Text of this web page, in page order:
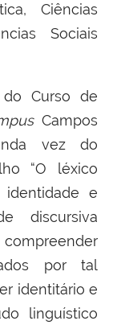
Ciências
Sociais
Curso de
Campos
vez do
“O léxico
e
discursiva
compreender
por tal
identitário e
linguístico